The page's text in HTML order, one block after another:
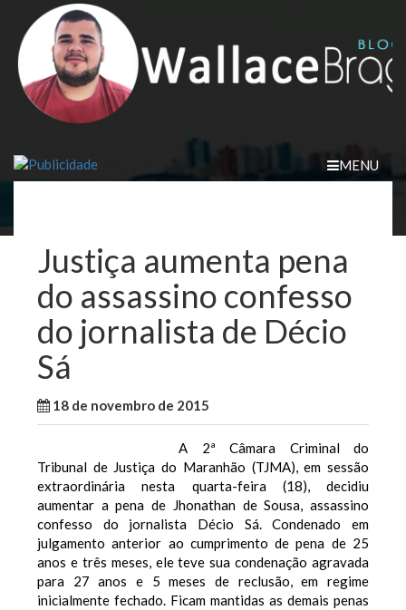
content
MENU
Justiça aumenta pena
do assassino confesso
do jornalista de Décio
Sá
18 de novembro de 2015
A 2ª Câmara Criminal do
Tribunal de Justiça do Maranhão (TJMA), em sessão
extraordinária nesta quarta-feira (18), decidiu
aumentar a pena de Jhonathan de Sousa, assassino
confesso do jornalista Décio Sá. Condenado em
julgamento anterior ao cumprimento de pena de 25
anos e três meses, ele teve sua condenação agravada
para 27 anos e 5 meses de reclusão, em regime
inicialmente fechado. Ficam mantidas as demais penas